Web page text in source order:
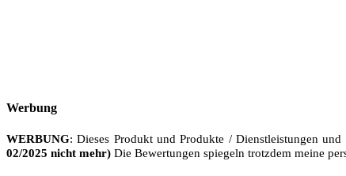
Werbung
WERBUNG: Dieses Produkt und Produkte / Dienstleistungen
02/2025 nicht mehr) Die Bewertungen spiegeln trotzdem meine